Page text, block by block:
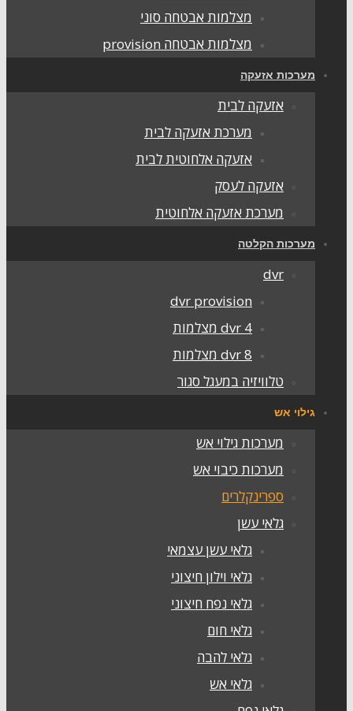
מצלמות אבטחה סוני
מצלמות אבטחה provision
מערכות אזעקה
אזעקה לבית
מערכת אזעקה לבית
אזעקה אלחוטית לבית
אזעקה לעסק
מערכת אזעקה אלחוטית
מערכות הקלטה
dvr
dvr provision
dvr 4 מצלמות
dvr 8 מצלמות
טלוויזיה במעגל סגור
גילוי אש
מערכות גילוי אש
מערכות כיבוי אש
ספרינקלרים
גלאי עשן
גלאי עשן עצמאי
גלאי וילון חיצוני
גלאי נפח חיצוני
גלאי חום
גלאי להבה
גלאי אש